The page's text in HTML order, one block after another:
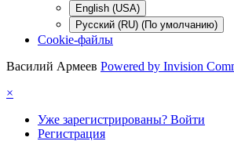
English (USA)
Русский (RU) (По умолчанию)
Cookie-файлы
Василий Армеев Powered by Invision
×
Уже зарегистрированы? Войти
Регистрация